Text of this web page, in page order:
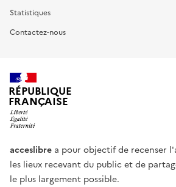
Statistiques
Contactez-nous
RÉPUBLIQUE
FRANÇAISE
acceslibre a pour objectif de recenser
les lieux recevant du public et de
le plus largement possible.